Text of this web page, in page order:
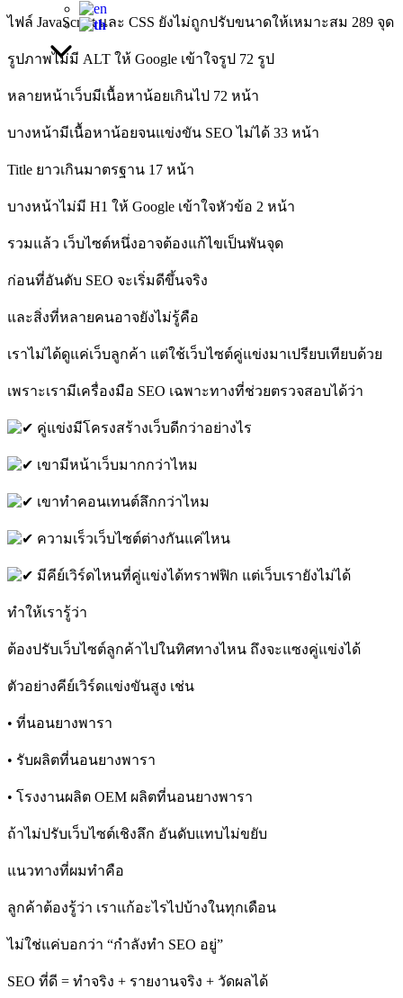
ไฟล์ JavaScript และ CSS ยังไม่ถูกปรับขนาดให้เหมาะสม 289 จุด
รูปภาพไม่มี ALT ให้ Google เข้าใจรูป 72 รูป
หลายหน้าเว็บมีเนื้อหาน้อยเกินไป 72 หน้า
บางหน้ามีเนื้อหาน้อยจนแข่งขัน SEO ไม่ได้ 33 หน้า
Title ยาวเกินมาตรฐาน 17 หน้า
บางหน้าไม่มี H1 ให้ Google เข้าใจหัวข้อ 2 หน้า
รวมแล้ว เว็บไซต์หนึ่งอาจต้องแก้ไขเป็นพันจุด
ก่อนที่อันดับ SEO จะเริ่มดีขึ้นจริง
และสิ่งที่หลายคนอาจยังไม่รู้คือ
เราไม่ได้ดูแค่เว็บลูกค้า แต่ใช้เว็บไซต์คู่แข่งมาเปรียบเทียบด้วย
เพราะเรามีเครื่องมือ SEO เฉพาะทางที่ช่วยตรวจสอบได้ว่า
คู่แข่งมีโครงสร้างเว็บดีกว่าอย่างไร
เขามีหน้าเว็บมากกว่าไหม
เขาทำคอนเทนต์ลึกกว่าไหม
ความเร็วเว็บไซต์ต่างกันแค่ไหน
มีคีย์เวิร์ดไหนที่คู่แข่งได้ทราฟฟิก แต่เว็บเรายังไม่ได้
ทำให้เรารู้ว่า
ต้องปรับเว็บไซต์ลูกค้าไปในทิศทางไหน ถึงจะแซงคู่แข่งได้
ตัวอย่างคีย์เวิร์ดแข่งขันสูง เช่น
• ที่นอนยางพารา
• รับผลิตที่นอนยางพารา
• โรงงานผลิต OEM ผลิตที่นอนยางพารา
ถ้าไม่ปรับเว็บไซต์เชิงลึก อันดับแทบไม่ขยับ
แนวทางที่ผมทำคือ
ลูกค้าต้องรู้ว่า เราแก้อะไรไปบ้างในทุกเดือน
ไม่ใช่แค่บอกว่า “กำลังทำ SEO อยู่”
SEO ที่ดี = ทำจริง + รายงานจริง + วัดผลได้